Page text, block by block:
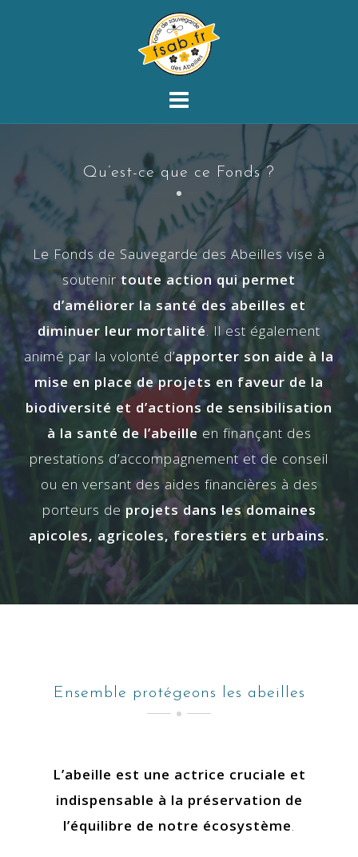
Qu’est-ce que ce Fonds ?
Le Fonds de Sauvegarde des Abeilles vise à
soutenir toute action qui permet
d’améliorer la santé des abeilles et
diminuer leur mortalité. Il est également
animé par la volonté d’apporter son aide à la
mise en place de projets en faveur de la
biodiversité et d’actions de sensibilisation
à la santé de l’abeille en finançant des
prestations d’accompagnement et de conseil
ou en versant des aides financières à des
porteurs de projets dans les domaines
apicoles, agricoles, forestiers et urbains.
Ensemble protégeons les abeilles
L’abeille est une actrice cruciale et
indispensable à la préservation de
l’équilibre de notre écosystème.